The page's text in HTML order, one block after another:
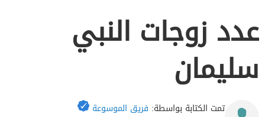
عدد زوجات النبي
سليمان
تمت الكتابة بواسطة: فريق الموسوعة